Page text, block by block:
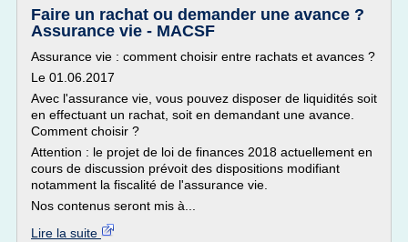
Faire un rachat ou demander une avance ?
Assurance vie - MACSF
Assurance vie : comment choisir entre rachats et avances ?
Le 01.06.2017
Avec l'assurance vie, vous pouvez disposer de liquidités soit
en effectuant un rachat, soit en demandant une avance.
Comment choisir ?
Attention : le projet de loi de finances 2018 actuellement en
cours de discussion prévoit des dispositions modifiant
notamment la fiscalité de l'assurance vie.
Nos contenus seront mis à...
Lire la suite